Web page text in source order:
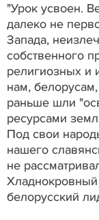
"Урок усвоен.
далеко не
Запада,
собственного
религиозных и
нам,
раньше шли
ресурсами
Под свои
нашего
не
белорусский